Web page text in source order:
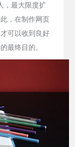
，最大限度扩
，在制作网页
可以收到良好
最终目的。